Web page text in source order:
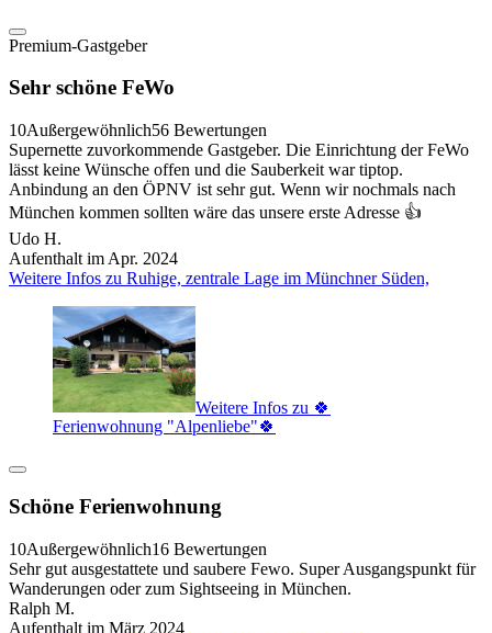
Premium-Gastgeber
Sehr schöne FeWo
10Außergewöhnlich56 Bewertungen
Supernette zuvorkommende Gastgeber. Die Einrichtung der FeWo
lässt keine Wünsche offen und die Sauberkeit war tiptop.
Anbindung an den ÖPNV ist sehr gut. Wenn wir nochmals nach
München kommen sollten wäre das unsere erste Adresse 👍
Udo H.
Aufenthalt im Apr. 2024
Weitere Infos zu Ruhige, zentrale Lage im Münchner Süden,
Weitere Infos zu 🍀
Ferienwohnung "Alpenliebe"🍀
Schöne Ferienwohnung
10Außergewöhnlich16 Bewertungen
Sehr gut ausgestattete und saubere Fewo. Super Ausgangspunkt für
Wanderungen oder zum Sightseeing in München.
Ralph M.
Aufenthalt im März 2024